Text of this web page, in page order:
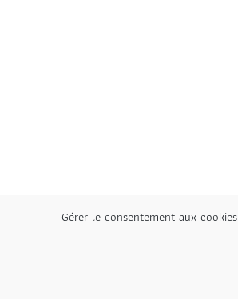
Gérer le consentement aux cookies